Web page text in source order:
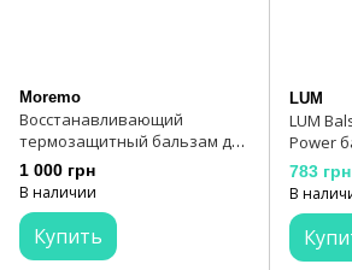
Moremo
Восстанавливающий
термозащитный бальзам для
волос Moremo Recovery Balm
B 120 мл
1 000 грн
В наличии
Купить
LUM
LUM
Power
мл
783 грн
В